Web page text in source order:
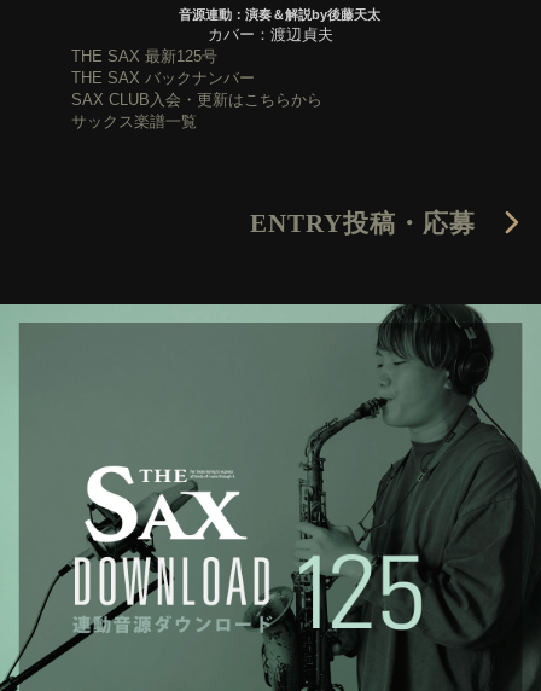
音源連動：演奏＆解説by後藤天太
カバー：渡辺貞夫
THE SAX 最新125号
THE SAX バックナンバー
SAX CLUB入会・更新はこちらから
サックス楽譜一覧
ENTRY投稿・応募